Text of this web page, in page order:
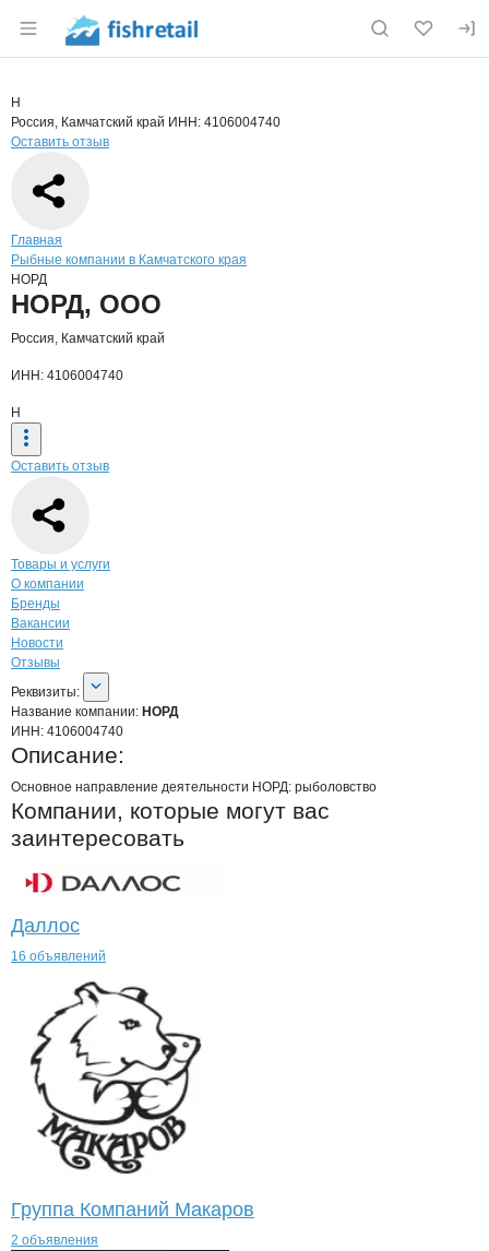
Раздел навигации по сайту fishretail.ru
Страница компании
Страница компании
Краткая информация о компании
Н
Россия, Камчатский край ИНН: 4106004740
Оставить отзыв
Навигация по сайту
Главная
Рыбные компании в Камчатского края
НОРД
Основная информация о компании
НОРД, ООО
Россия, Камчатский край
ИНН: 4106004740
Н
Оставить отзыв
Навигация по странице
Товары и услуги
О компании
Бренды
Вакансии
Новости
Отзывы
О компании
Реквизиты
Реквизиты:
Название компании: НОРД
ИНН: 4106004740
Описание:
Основное направление деятельности НОРД: рыболовство
Компании, которые могут вас
заинтересовать
Даллос
16 объявлений
Группа Компаний Макаров
2 объявления